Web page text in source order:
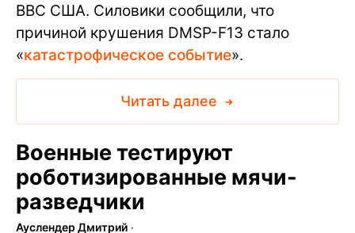
ВВС США. Силовики сообщили, что
причиной крушения DMSP-F13 стало
«катастрофическое событие».
Читать далее
Военные тестируют
роботизированные мячи-
разведчики
Ауслендер Дмитрий ∙